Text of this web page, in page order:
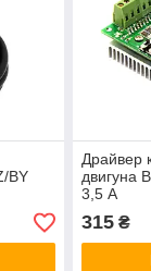
BY
Драйвер
двигуна
3,5 А
315₴